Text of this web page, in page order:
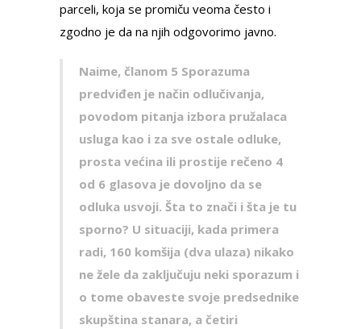
parceli, koja se promiču veoma često i
zgodno je da na njih odgovorimo javno.
Naime, članom 5 Sporazuma
predviđen je način odlučivanja,
povodom pitanja izbora pružalaca
usluga kao i za sve ostale odluke,
prosta većina ili prostije rečeno 4
od 6 glasova je dovolјno da se
odluka usvoji. Šta to znači i šta je tu
sporno? U situaciji, kada primera
radi, 160 komšija (dva ulaza) nikako
ne žele da zaklјučuju neki sporazum i
o tome obaveste svoje predsednike
skupština stanara, a četiri